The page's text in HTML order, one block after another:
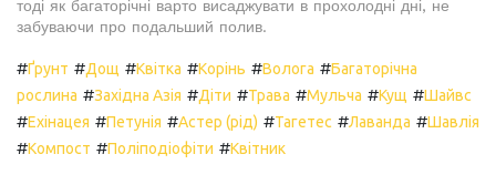
тоді як багаторічні варто висаджувати в прохолодні дні, не
забуваючи про подальший полив.
#Ґрунт #Дощ #Квітка #Корінь #Волога #Багаторічна
рослина #Західна Азія #Діти #Трава #Мульча #Кущ #Шайвс
#Ехінацея #Петунія #Астер (рід) #Тагетес #Лаванда #Шавлія
#Компост #Поліподіофіти #Квітник